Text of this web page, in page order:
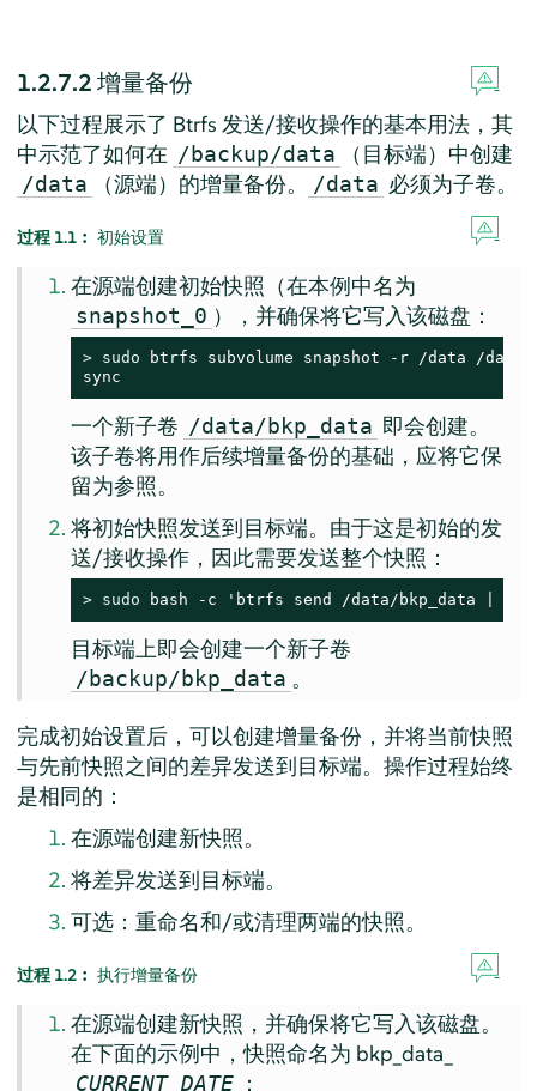
1.2.7.2增量备份
以下过程展示了 Btrfs 发送/接收操作的基本用法，其
中示范了如何在 /backup/data （目标端）中创建
/data （源端）的增量备份。 /data 必须为子卷。
过程 1.1︰ 初始设置
在源端创建初始快照（在本例中名为
snapshot_0 ），并确保将它写入该磁盘：
> sudo btrfs subvolume snapshot -r /data /data/
sync
一个新子卷 /data/bkp_data 即会创建。
该子卷将用作后续增量备份的基础，应将它保
留为参照。
将初始快照发送到目标端。由于这是初始的发
送/接收操作，因此需要发送整个快照：
> sudo bash -c 'btrfs send /data/bkp_data |
目标端上即会创建一个新子卷
/backup/bkp_data 。
完成初始设置后，可以创建增量备份，并将当前快照
与先前快照之间的差异发送到目标端。操作过程始终
是相同的：
在源端创建新快照。
将差异发送到目标端。
可选：重命名和/或清理两端的快照。
过程 1.2︰ 执行增量备份
在源端创建新快照，并确保将它写入该磁盘。
在下面的示例中，快照命名为 bkp_data_
CURRENT_DATE ：